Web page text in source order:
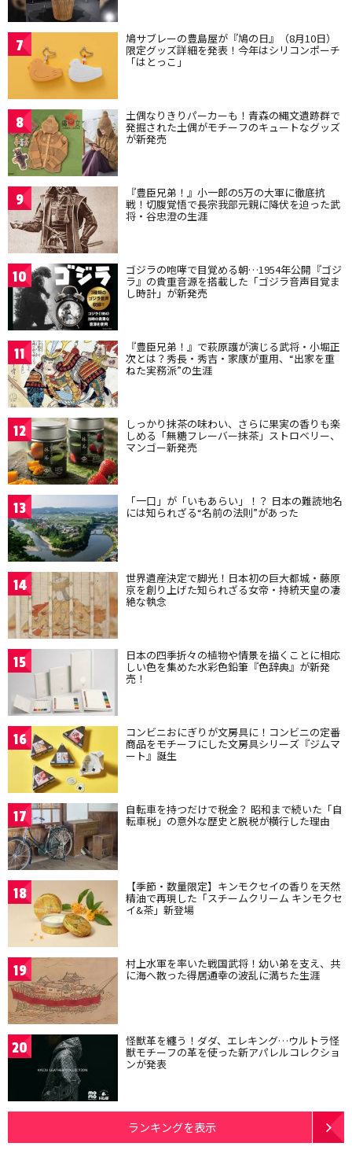
7 鳩サブレーの豊島屋が『鳩の日』（8月10日）
限定グッズ詳細を発表！今年はシリコンポーチ
「はとっこ」
8 土偶なりきりパーカーも！青森の縄文遺跡群で
発掘された土偶がモチーフのキュートなグッズ
が新発売
9 『豊臣兄弟！』小一郎の5万の大軍に徹底抗
戦！切腹覚悟で長宗我部元親に降伏を迫った武
将・谷忠澄の生涯
10 ゴジラの咆哮で目覚める朝…1954年公開『ゴジ
ラ』の貴重音源を搭載した「ゴジラ音声目覚ま
し時計」が新発売
11 『豊臣兄弟！』で萩原護が演じる武将・小堀正
次とは？秀長・秀吉・家康が重用、“出家を重
ねた実務派”の生涯
12 しっかり抹茶の味わい、さらに果実の香りも楽
しめる「無糖フレーバー抹茶」ストロベリー、
マンゴー新発売
13 「一口」が「いもあらい」！？ 日本の難読地名
には知られざる“名前の法則”があった
14 世界遺産決定で脚光！日本初の巨大都城・藤原
京を創り上げた知られざる女帝・持統天皇の凄
絶な執念
15 日本の四季折々の植物や情景を描くことに相応
しい色を集めた水彩色鉛筆『色辞典』が新発
売！
16 コンビニおにぎりが文房具に！コンビニの定番
商品をモチーフにした文房具シリーズ『ジムマ
ート』誕生
17 自転車を持つだけで税金？ 昭和まで続いた「自
転車税」の意外な歴史と脱税が横行した理由
18 【季節・数量限定】キンモクセイの香りを天然
精油で再現した「スチームクリーム キンモクセ
イ&茶」新登場
19 村上水軍を率いた戦国武将！幼い弟を支え、共
に海へ散った得居通幸の波乱に満ちた生涯
20 怪獣革を纏う！ダダ、エレキング…ウルトラ怪
獣モチーフの革を使った新アパレルコレクショ
ンが発表
ランキングを表示